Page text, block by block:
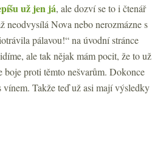
už jen já, ale dozví se to i čtenář
neodvysílá Nova nebo nerozmázne s
pálavou!“ na úvodní stránce
ale tak nějak mám pocit, že to už
proti těmto nešvarům. Dokonce
Takže teď už asi mají výsledky